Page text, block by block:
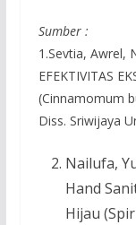
Sumber :
1.Sevtia, Awrel,
EFEKTIVITAS
(Cinnamomum
Diss. Sriwijaya
Nailufa,
Hand
Hijau